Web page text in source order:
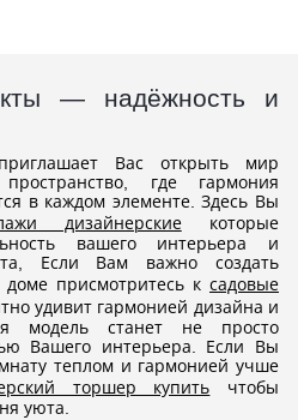
— надёжность и
Вас открыть мир
где гармония
в каждом элементе. Здесь Вы
дизайнерскиекоторые
вашего интерьера и
Если Вам важно создать
присмотритесь к садовые
удивит гармонией дизайна и
модель станет не просто
Вашего интерьера. Если Вы
теплом и гармонией учше
торшер купить чтобы
уюта.